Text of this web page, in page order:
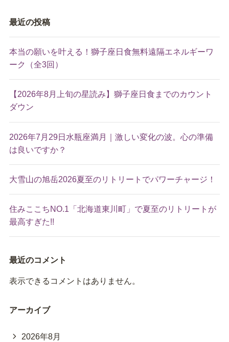
最近の投稿
本当の願いを叶える！獅子座日食無料遠隔エネルギーワ
ーク（全3回）
【2026年8月上旬の星読み】獅子座日食までのカウント
ダウン
2026年7月29日水瓶座満月｜激しい変化の波。心の準備
は良いですか？
大雪山の旭岳2026夏至のリトリートでパワーチャージ！
住みここちNO.1「北海道東川町」で夏至のリトリートが
最高すぎた!!
最近のコメント
表示できるコメントはありません。
アーカイブ
2026年8月